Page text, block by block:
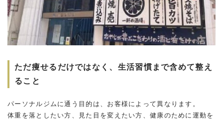
ただ痩せるだけではなく、生活習慣まで含めて整え
ること
パーソナルジムに通う目的は、お客様によって異なります。
体重を落としたい方、見た目を変えたい方、健康のために運動を